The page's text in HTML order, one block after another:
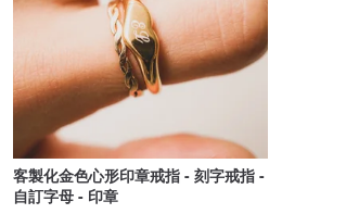
客製化金色心形印章戒指 - 刻字戒指 -
自訂字母 - 印章